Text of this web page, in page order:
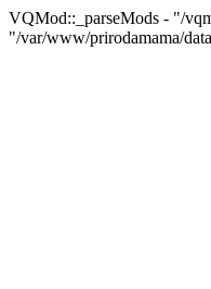
VQMod::_parseMods - "/
"/var/www/prirodamama/